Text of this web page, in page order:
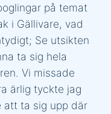
på temat
i Gällivare, vad
Se utsikten
ta sig hela
Vi missade
ärlig tyckte jag
att ta sig upp där